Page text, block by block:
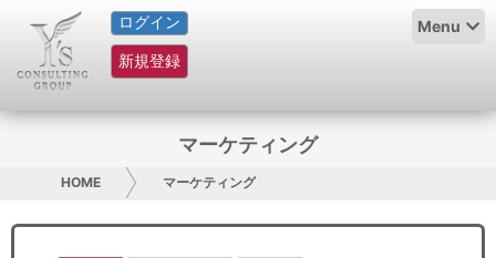
ログイン
新規登録
Menu
HOME
サービス紹介
グループ概要
マーケティング
HOME マーケティング